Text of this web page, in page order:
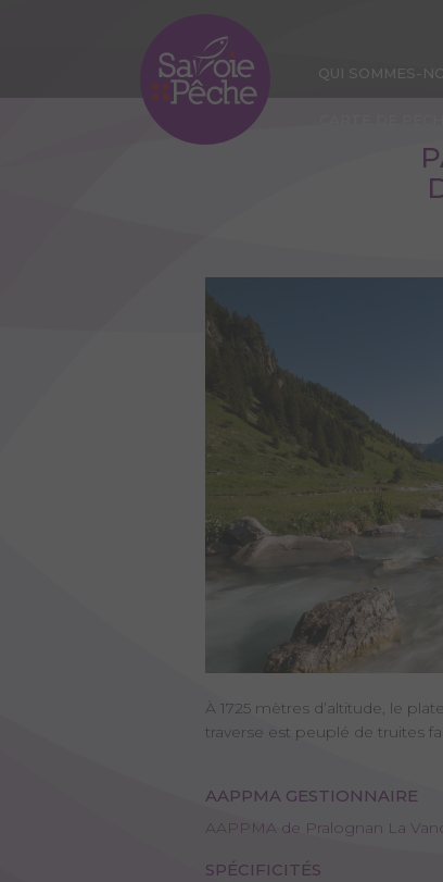
QUI SOMMES-
À 1725 mètres d’altitude, le
traverse est peuplé de truites
AAPPMA GESTIONNAIRE
AAPPMA de Pralognan La
SPÉCIFICITÉS